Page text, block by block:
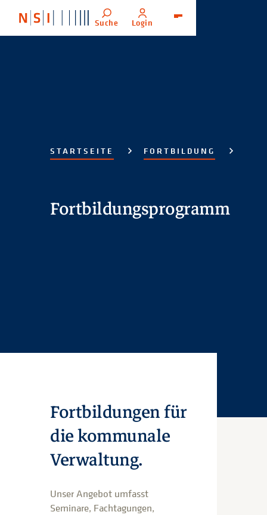
Suche Login
STARTSEITE FORTBILDUNG
Fortbildungsprogramm
Fortbildungen für
die kommunale
Verwaltung.
Unser Angebot umfasst
Seminare, Fachtagungen,